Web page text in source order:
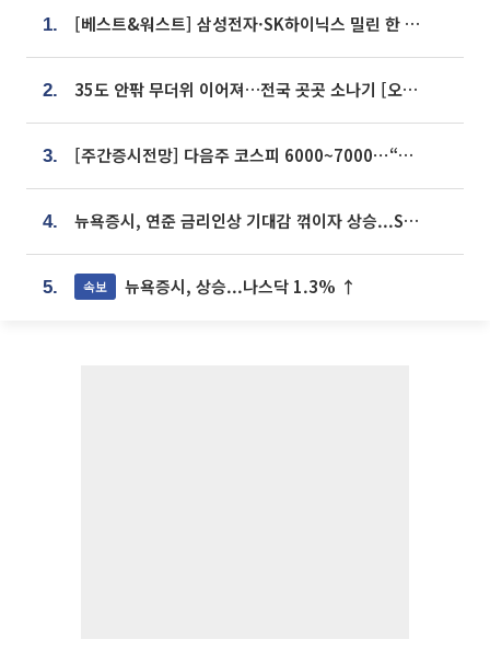
1. [베스트&워스트] 삼성전자·SK하이닉스 밀린 한 주…상상인증권은 85% 급등
2. 35도 안팎 무더위 이어져…전국 곳곳 소나기 [오늘 날씨]
3. [주간증시전망] 다음주 코스피 6000~7000⋯“外人 수급은 정책이 변수”
4. 뉴욕증시, 연준 금리인상 기대감 꺾이자 상승...S&P500 사상 최고치 [종합]
5. 속보 뉴욕증시, 상승...나스닥 1.3% ↑